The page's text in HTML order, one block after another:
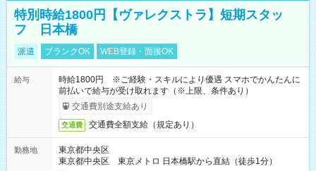
特別時給1800円【ヴァレクストラ】短期スタッ
フ 日本橋
派遣 ブランクOK WEB登録・面接OK
給与
時給1800円 ※ご経験・スキルにより優遇 スマホでかんたんに
前払いで給与が受け取れます（※上限、条件あり）
交通費別途支給あり
交通費 交通費全額支給（規定あり）
勤務地
東京都中央区
東京都中央区 東京メトロ 日本橋駅から直結（徒歩1分）